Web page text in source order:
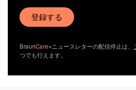
登録する
BraunCare+ニュースレターの配信停止は、
つでも行えます。